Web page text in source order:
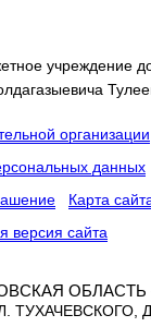
учреждение
организации
данных
Карта
версия сайта
ОБЛАСТЬ
ТУХАЧЕВСКОГО,